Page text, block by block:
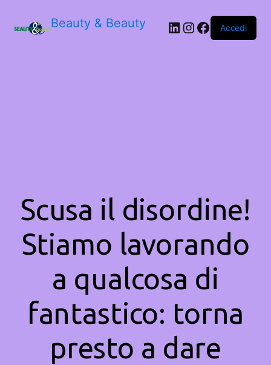
Beauty & Beauty LinkedIn
Instagram
Facebook
Accedi
Scusa il disordine!
Stiamo lavorando
a qualcosa di
fantastico: torna
presto a dare